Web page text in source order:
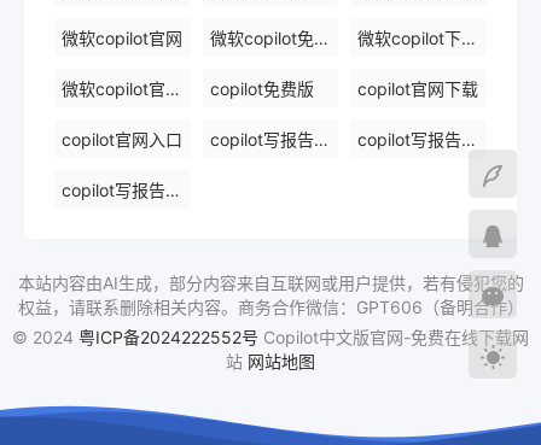
微软copilot官网 微软copilot免费在线 微软copilot下载官网
微软copilot官网免费在线 copilot免费版 copilot官网下载
copilot官网入口 copilot写报告镜像 copilot写报告免费软件排名
copilot写报告免费在线
本站内容由AI生成，部分内容来自互联网或用户提供，若有侵犯您的
权益，请联系删除相关内容。商务合作微信：GPT606（备明合作）
© 2024 粤ICP备2024222552号 Copilot中文版官网-免费在线下载网
站 网站地图